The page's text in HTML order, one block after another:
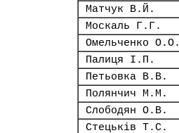
Матчук В.Й.
Москаль Г.Г.
Омельченко О.О.
Палиця І.П.
Петьовка В.В.
Полянчич М.М.
Слободян О.В.
Стецьків Т.С.